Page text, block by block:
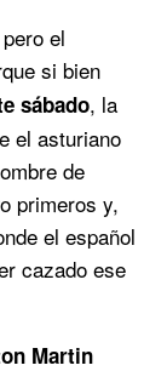
el
si bien
sábado, la
el asturiano
de
primeros y,
el español
cazado ese
Martin